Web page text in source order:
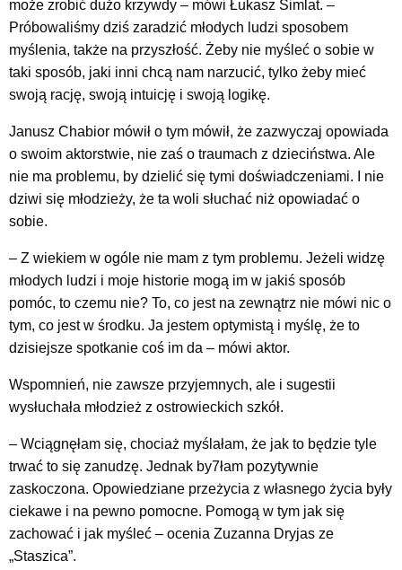
może zrobić dużo krzywdy – mówi Łukasz Simlat. –
Próbowaliśmy dziś zaradzić młodych ludzi sposobem
myślenia, także na przyszłość. Żeby nie myśleć o sobie w
taki sposób, jaki inni chcą nam narzucić, tylko żeby mieć
swoją rację, swoją intuicję i swoją logikę.
Janusz Chabior mówił o tym mówił, że zazwyczaj opowiada
o swoim aktorstwie, nie zaś o traumach z dzieciństwa. Ale
nie ma problemu, by dzielić się tymi doświadczeniami. I nie
dziwi się młodzieży, że ta woli słuchać niż opowiadać o
sobie.
– Z wiekiem w ogóle nie mam z tym problemu. Jeżeli widzę
młodych ludzi i moje historie mogą im w jakiś sposób
pomóc, to czemu nie? To, co jest na zewnątrz nie mówi nic o
tym, co jest w środku. Ja jestem optymistą i myślę, że to
dzisiejsze spotkanie coś im da – mówi aktor.
Wspomnień, nie zawsze przyjemnych, ale i sugestii
wysłuchała młodzież z ostrowieckich szkół.
– Wciągnęłam się, chociaż myślałam, że jak to będzie tyle
trwać to się zanudzę. Jednak by7łam pozytywnie
zaskoczona. Opowiedziane przeżycia z własnego życia były
ciekawe i na pewno pomocne. Pomogą w tym jak się
zachować i jak myśleć – ocenia Zuzanna Dryjas ze
„Staszica”.